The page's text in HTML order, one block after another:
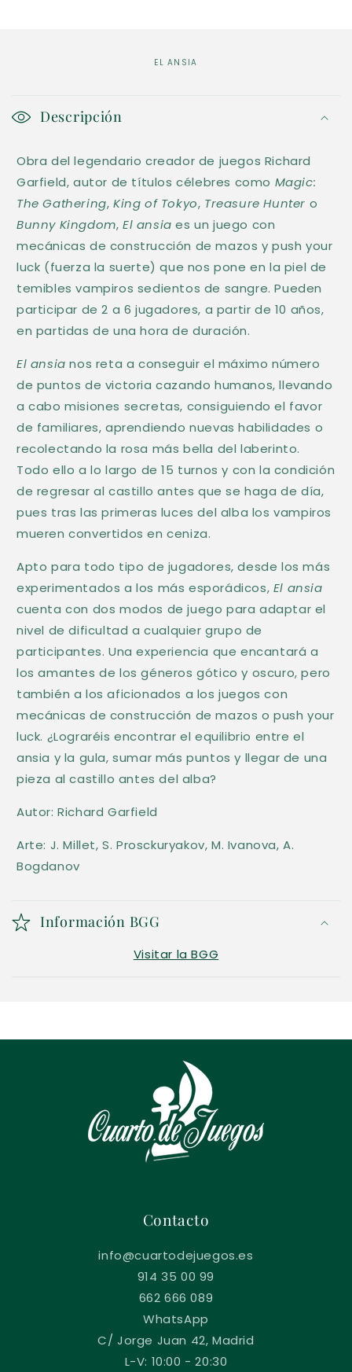
EL ANSIA
o
t
e
n
i
d
o
d
e
s
p
l
e
g
a
b
l
e
Descripción
Obra del legendario creador de juegos Richard
Garfield, autor de títulos célebres como Magic:
The Gathering,King of Tokyo, Treasure Hunter o
Bunny Kingdom,El ansia es un juego con
mecánicas de construcción de mazos y push your
luck (fuerza la suerte) que nos pone en la piel de
temibles vampiros sedientos de sangre. Pueden
participar de 2 a 6 jugadores, a partir de 10 años,
en partidas de una hora de duración.
El ansia nos reta a conseguir el máximo número
de puntos de victoria cazando humanos, llevando
a cabo misiones secretas, consiguiendo el favor
de familiares, aprendiendo nuevas habilidades o
recolectando la rosa más bella del laberinto.
Todo ello a lo largo de 15 turnos y con la condición
de regresar al castillo antes que se haga de día,
pues tras las primeras luces del alba los vampiros
mueren convertidos en ceniza.
Apto para todo tipo de jugadores, desde los más
experimentados a los más esporádicos, El ansia
cuenta con dos modos de juego para adaptar el
nivel de dificultad a cualquier grupo de
participantes. Una experiencia que encantará a
los amantes de los géneros gótico y oscuro, pero
también a los aficionados a los juegos con
mecánicas de construcción de mazos o push your
luck. ¿Lograréis encontrar el equilibrio entre el
ansia y la gula, sumar más puntos y llegar de una
pieza al castillo antes del alba?
Autor: Richard Garfield
Arte: J. Millet, S. Prosckuryakov, M. Ivanova, A.
Bogdanov
Información BGG
Visitar la BGG
Contacto
info@cuartodejuegos.es
914 35 00 99
662 666 089
WhatsApp
C/ Jorge Juan 42, Madrid
L-V: 10:00 - 20:30